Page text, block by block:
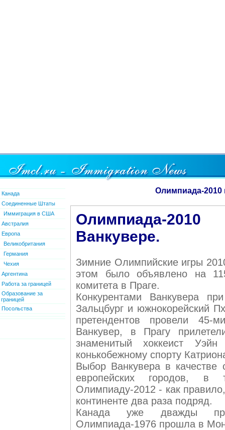
Канада
Соединенные Штаты
Иммиграция в США
Австралия
Европа
Великобритания
Германия
Чехия
Аргентина
Работа за границей
Образование за
границей
Посольства
Олимпиада-2010
Олимпиада-
Ванкувере.
Зимние Олимпийские игры
этом было объявлено на
комитета в Праге.
Конкурентами Ванкувера
Зальцбург и южнокорейский
претендентов провели 45-
Ванкувер, в Прагу
знаменитый хоккеист
конькобежному спорту
Выбор Ванкувера в
европейских городов,
Олимпиаду-2012 - как
континенте два раза подряд.
Канада уже дважды
Олимпиада-1976 прошла в